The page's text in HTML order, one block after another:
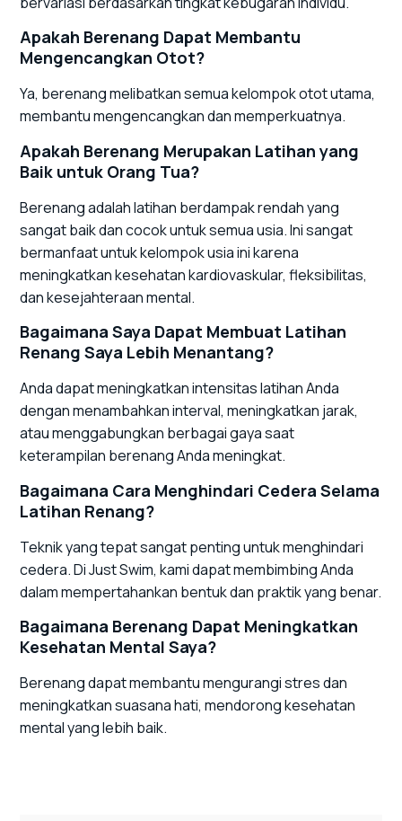
Apakah Berenang Dapat Membantu
Mengencangkan Otot?
Ya, berenang melibatkan semua kelompok otot utama,
membantu mengencangkan dan memperkuatnya.
Apakah Berenang Merupakan Latihan yang
Baik untuk Orang Tua?
Berenang adalah latihan berdampak rendah yang
sangat baik dan cocok untuk semua usia. Ini sangat
bermanfaat untuk kelompok usia ini karena
meningkatkan kesehatan kardiovaskular, fleksibilitas,
dan kesejahteraan mental.
Bagaimana Saya Dapat Membuat Latihan
Renang Saya Lebih Menantang?
Anda dapat meningkatkan intensitas latihan Anda
dengan menambahkan interval, meningkatkan jarak,
atau menggabungkan berbagai gaya saat
keterampilan berenang Anda meningkat.
Bagaimana Cara Menghindari Cedera Selama
Latihan Renang?
Teknik yang tepat sangat penting untuk menghindari
cedera. Di Just Swim, kami dapat membimbing Anda
dalam mempertahankan bentuk dan praktik yang benar.
Bagaimana Berenang Dapat Meningkatkan
Kesehatan Mental Saya?
Berenang dapat membantu mengurangi stres dan
meningkatkan suasana hati, mendorong kesehatan
mental yang lebih baik.